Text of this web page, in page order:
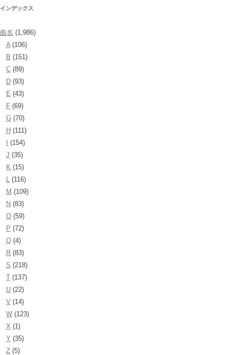
インデックス
曲名 (1,986)
A(106)
B (151)
C (89)
D (93)
E (43)
F (69)
G (70)
H (111)
(154)
J (35)
K (15)
L (116)
M (109)
N (83)
O (59)
P (72)
Q (4)
R (83)
S (218)
T (137)
U (22)
V (14)
W (123)
X (1)
Y (35)
Z (5)